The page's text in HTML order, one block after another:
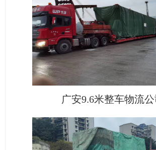
广安9.6米整车物流公